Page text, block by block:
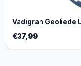
Vadigran Geoliede
€37,99